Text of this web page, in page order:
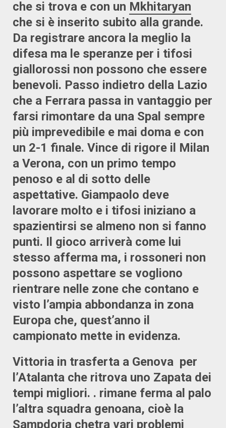
che si trova e con un Mkhitaryan
che si è inserito subito alla grande.
Da registrare ancora la meglio la
difesa ma le speranze per i tifosi
giallorossi non possono che essere
benevoli. Passo indietro della Lazio
che a Ferrara passa in vantaggio per
farsi rimontare da una Spal sempre
più imprevedibile e mai doma e con
un 2-1 finale. Vince di rigore il Milan
a Verona, con un primo tempo
penoso e al di sotto delle
aspettative. Giampaolo deve
lavorare molto e i tifosi iniziano a
spazientirsi se almeno non si fanno
punti. Il gioco arriverà come lui
stesso afferma ma, i rossoneri non
possono aspettare se vogliono
rientrare nelle zone che contano e
visto l’ampia abbondanza in zona
Europa che, quest’anno il
campionato mette in evidenza.
Vittoria in trasferta a Genova per
l’Atalanta che ritrova uno Zapata dei
tempi migliori. . rimane ferma al palo
l’altra squadra genoana, cioè la
Sampdoria chetra vari problemi